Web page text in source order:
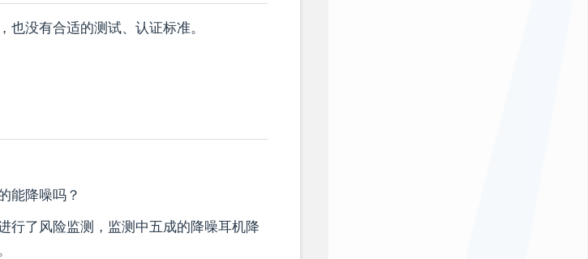
没有合适的测试、认证标准。
能降噪吗？
行了风险监测，监测中五成的降噪耳机降